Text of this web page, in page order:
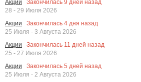
Акции
Закончилась 9 дней назад
28 - 29 Июля 2026
Акции
Закончилась 4 дня назад
25 Июля - 3 Августа 2026
Акции
Закончилась 11 дней назад
25 - 27 Июля 2026
Акции
Закончилась 5 дней назад
25 Июля - 2 Августа 2026